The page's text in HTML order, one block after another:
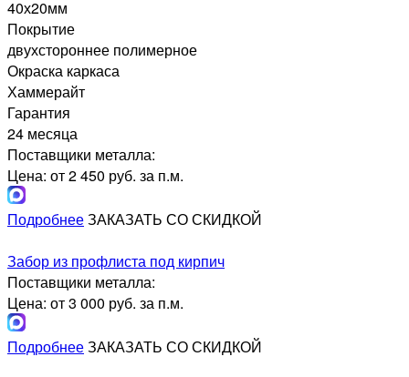
40х20мм
Покрытие
двухстороннее полимерное
Окраска каркаса
Хаммерайт
Гарантия
24 месяца
Поставщики металла:
Цена: от 2 450 руб. за п.м.
ПодробнееЗАКАЗАТЬ СО СКИДКОЙ
Забор из профлиста под кирпич
Поставщики металла:
Цена: от 3 000 руб. за п.м.
ПодробнееЗАКАЗАТЬ СО СКИДКОЙ